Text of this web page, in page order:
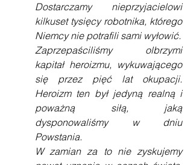
Dostarczamy nieprzyjacielowi
kilkuset tysięcy robotnika, którego
Niemcy nie potrafili sami wyłowić.
Zaprzepaściliśmy olbrzymi
kapitał heroizmu, wykuwającego
się przez pięć lat okupacji.
Heroizm ten był jedyną realną i
poważną siłą, jaką
dysponowaliśmy w dniu
Powstania.
W zamian za to nie zyskujemy